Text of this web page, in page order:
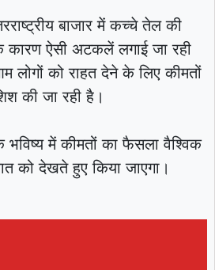
बाजार में कच्चे तेल की
कारण ऐसी अटकलें लगाई जा रही
लोगों को राहत देने के लिए कीमतों
की जा रही है।
भविष्य में कीमतों का फैसला वैश्विक
को देखते हुए किया जाएगा।